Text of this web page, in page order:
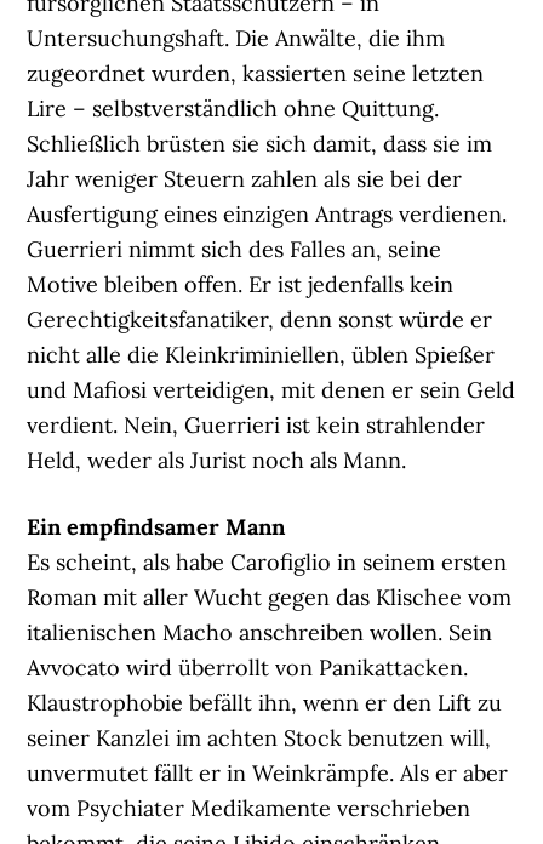
Untersuchungshaft. Die Anwälte, die ihm
zugeordnet wurden, kassierten seine letzten
Lire – selbstverständlich ohne Quittung.
Schließlich brüsten sie sich damit, dass sie im
Jahr weniger Steuern zahlen als sie bei der
Ausfertigung eines einzigen Antrags verdienen.
Guerrieri nimmt sich des Falles an, seine
Motive bleiben offen. Er ist jedenfalls kein
Gerechtigkeitsfanatiker, denn sonst würde er
nicht alle die Kleinkriminiellen, üblen Spießer
und Mafiosi verteidigen, mit denen er sein Geld
verdient. Nein, Guerrieri ist kein strahlender
Held, weder als Jurist noch als Mann.
Ein empfindsamer Mann
Es scheint, als habe Carofiglio in seinem ersten
Roman mit aller Wucht gegen das Klischee vom
italienischen Macho anschreiben wollen. Sein
Avvocato wird überrollt von Panikattacken.
Klaustrophobie befällt ihn, wenn er den Lift zu
seiner Kanzlei im achten Stock benutzen will,
unvermutet fällt er in Weinkrämpfe. Als er aber
vom Psychiater Medikamente verschrieben